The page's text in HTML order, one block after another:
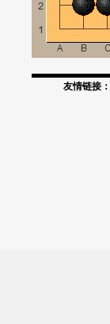
友情链接：